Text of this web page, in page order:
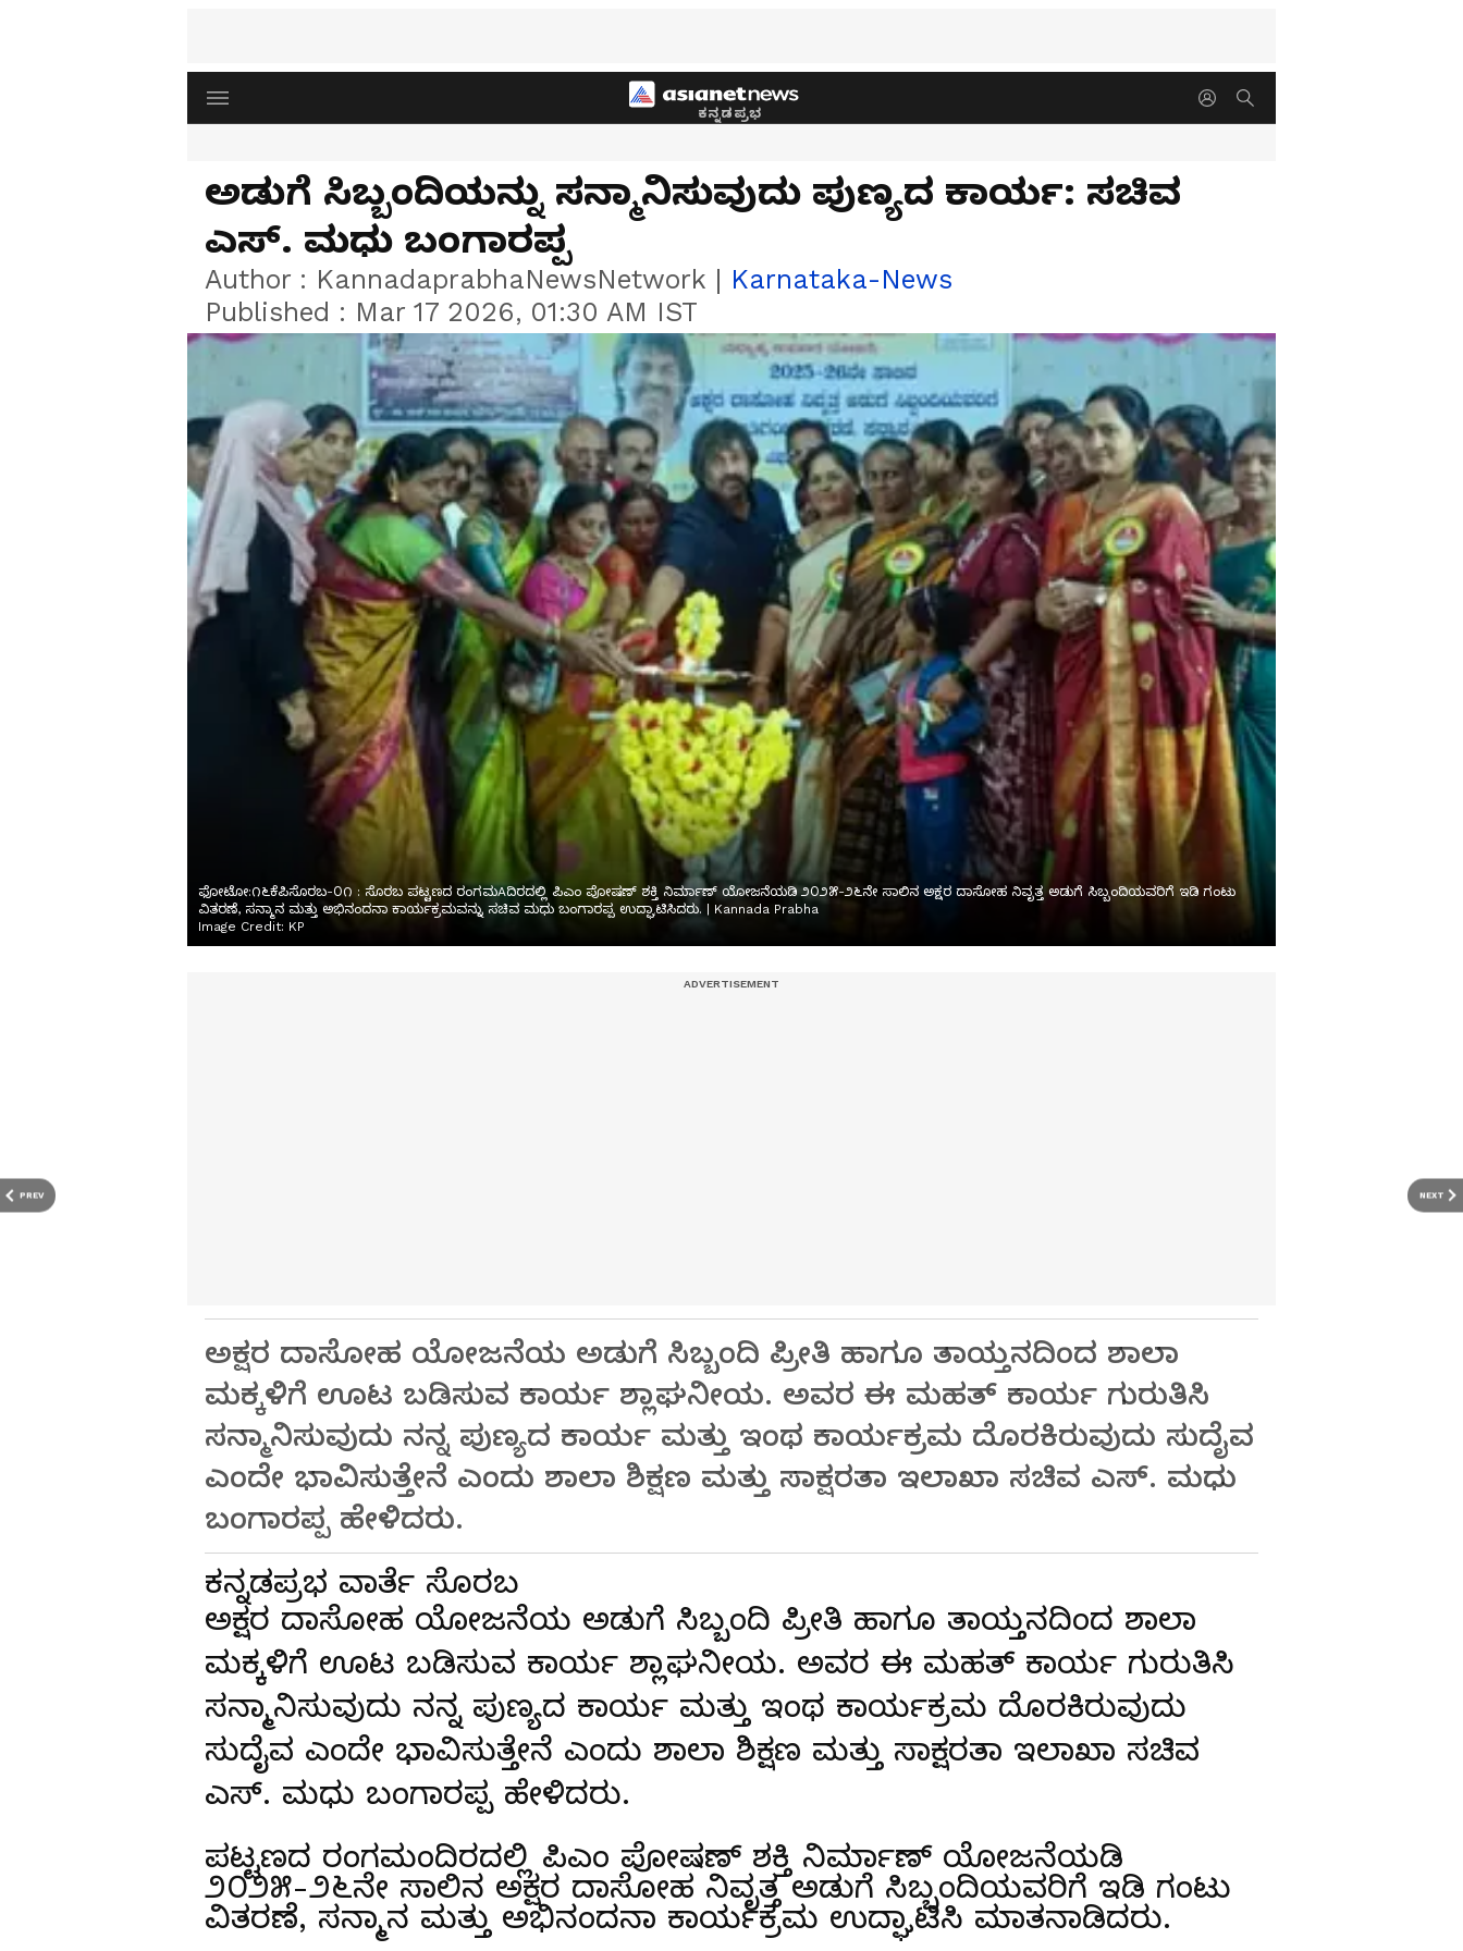
ಕನ್ನಡಪ್ರಭ
PREV NEXT
ಅಡುಗೆ ಸಿಬ್ಬಂದಿಯನ್ನು ಸನ್ಮಾನಿಸುವುದು ಪುಣ್ಯದ ಕಾರ್ಯ: ಸಚಿವ
ಎಸ್. ಮಧು ಬಂಗಾರಪ್ಪ
Author : KannadaprabhaNewsNetwork | Karnataka-News
Published : Mar 17 2026, 01:30 AM IST
ಫೋಟೋ:೧೬ಕೆಪಿಸೊರಬ-೦೧ : ಸೊರಬ ಪಟ್ಟಣದ ರಂಗಮAದಿರದಲ್ಲಿ ಪಿಎಂ ಪೋಷಣ್ ಶಕ್ತಿ ನಿರ್ಮಾಣ್ ಯೋಜನೆಯಡಿ ೨೦೨೫-೨೬ನೇ ಸಾಲಿನ ಅಕ್ಷರ ದಾಸೋಹ ನಿವೃತ್ತ ಅಡುಗೆ ಸಿಬ್ಬಂದಿಯವರಿಗೆ ಇಡಿ ಗಂಟು
ವಿತರಣೆ, ಸನ್ಮಾನ ಮತ್ತು ಅಭಿನಂದನಾ ಕಾರ್ಯಕ್ರಮವನ್ನು ಸಚಿವ ಮಧು ಬಂಗಾರಪ್ಪ ಉದ್ಘಾಟಿಸಿದರು. | Kannada Prabha
Image Credit: KP
ಅಕ್ಷರ ದಾಸೋಹ ಯೋಜನೆಯ ಅಡುಗೆ ಸಿಬ್ಬಂದಿ ಪ್ರೀತಿ ಹಾಗೂ ತಾಯ್ತನದಿಂದ ಶಾಲಾ
ಮಕ್ಕಳಿಗೆ ಊಟ ಬಡಿಸುವ ಕಾರ್ಯ ಶ್ಲಾಘನೀಯ. ಅವರ ಈ ಮಹತ್ ಕಾರ್ಯ ಗುರುತಿಸಿ
ಸನ್ಮಾನಿಸುವುದು ನನ್ನ ಪುಣ್ಯದ ಕಾರ್ಯ ಮತ್ತು ಇಂಥ ಕಾರ್ಯಕ್ರಮ ದೊರಕಿರುವುದು ಸುದೈವ
ಎಂದೇ ಭಾವಿಸುತ್ತೇನೆ ಎಂದು ಶಾಲಾ ಶಿಕ್ಷಣ ಮತ್ತು ಸಾಕ್ಷರತಾ ಇಲಾಖಾ ಸಚಿವ ಎಸ್. ಮಧು
ಬಂಗಾರಪ್ಪ ಹೇಳಿದರು.
ಕನ್ನಡಪ್ರಭ ವಾರ್ತೆ ಸೊರಬ
ಅಕ್ಷರ ದಾಸೋಹ ಯೋಜನೆಯ ಅಡುಗೆ ಸಿಬ್ಬಂದಿ ಪ್ರೀತಿ ಹಾಗೂ ತಾಯ್ತನದಿಂದ ಶಾಲಾ
ಮಕ್ಕಳಿಗೆ ಊಟ ಬಡಿಸುವ ಕಾರ್ಯ ಶ್ಲಾಘನೀಯ. ಅವರ ಈ ಮಹತ್ ಕಾರ್ಯ ಗುರುತಿಸಿ
ಸನ್ಮಾನಿಸುವುದು ನನ್ನ ಪುಣ್ಯದ ಕಾರ್ಯ ಮತ್ತು ಇಂಥ ಕಾರ್ಯಕ್ರಮ ದೊರಕಿರುವುದು
ಸುದೈವ ಎಂದೇ ಭಾವಿಸುತ್ತೇನೆ ಎಂದು ಶಾಲಾ ಶಿಕ್ಷಣ ಮತ್ತು ಸಾಕ್ಷರತಾ ಇಲಾಖಾ ಸಚಿವ
ಎಸ್. ಮಧು ಬಂಗಾರಪ್ಪ ಹೇಳಿದರು.
ಪಟ್ಟಣದ ರಂಗಮಂದಿರದಲ್ಲಿ ಪಿಎಂ ಪೋಷಣ್ ಶಕ್ತಿ ನಿರ್ಮಾಣ್ ಯೋಜನೆಯಡಿ
೨೦೨೫-೨೬ನೇ ಸಾಲಿನ ಅಕ್ಷರ ದಾಸೋಹ ನಿವೃತ್ತ ಅಡುಗೆ ಸಿಬ್ಬಂದಿಯವರಿಗೆ ಇಡಿ ಗಂಟು
ವಿತರಣೆ, ಸನ್ಮಾನ ಮತ್ತು ಅಭಿನಂದನಾ ಕಾರ್ಯಕ್ರಮ ಉದ್ಘಾಟಿಸಿ ಮಾತನಾಡಿದರು.